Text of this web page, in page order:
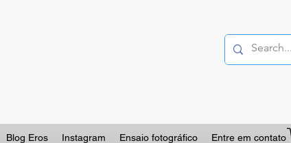
Blog Eros Instagram Ensaio fotográfico Entre em contato